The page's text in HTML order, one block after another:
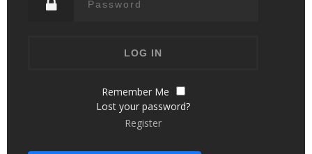
Remember Me
Lost your password?
Register